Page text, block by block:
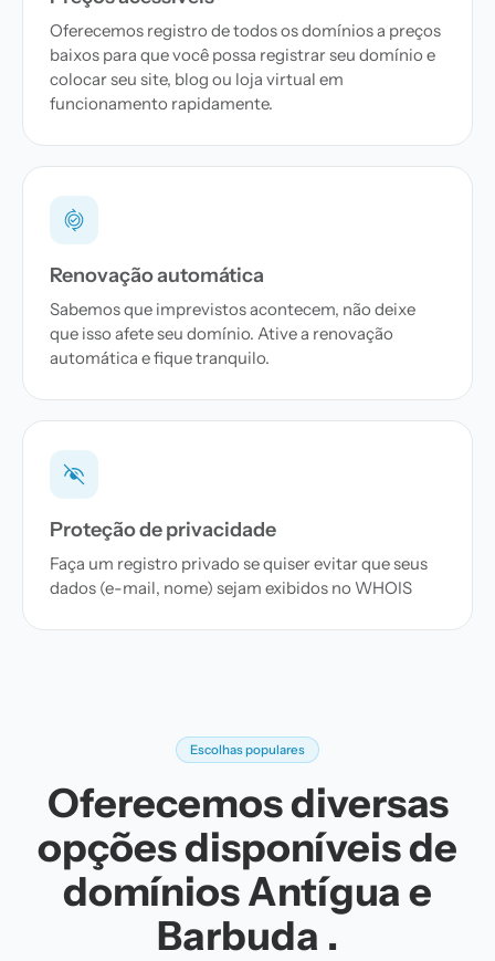
Oferecemos registro de todos os domínios a preços
baixos para que você possa registrar seu domínio e
colocar seu site, blog ou loja virtual em
funcionamento rapidamente.
Renovação automática
Sabemos que imprevistos acontecem, não deixe
que isso afete seu domínio. Ative a renovação
automática e fique tranquilo.
Proteção de privacidade
Faça um registro privado se quiser evitar que seus
dados (e-mail, nome) sejam exibidos no WHOIS
Escolhas populares
Oferecemos diversas
opções disponíveis de
domínios Antígua e
Barbuda .